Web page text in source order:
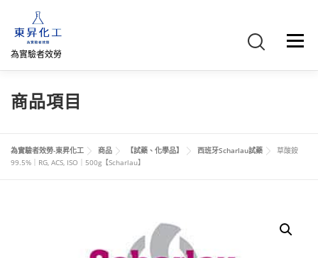
為實驗者效勞
選單
首頁 關於我們
網路商店 直購專區 詢價車、購物車/會員
商品項目
為實驗者效勞-東昇化工 商品 【試藥、化學品】 西班牙Scharlau試藥
草酸銨
99.5%｜RG, ACS, ISO｜500g【Scharlau】